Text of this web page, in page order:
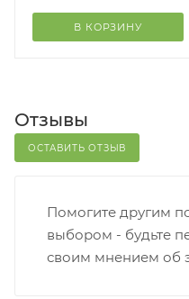
В КОРЗИНУ
Отзывы
ОСТАВИТЬ ОТЗЫВ
Помогите другим
выбором - будьте
своим мнением об